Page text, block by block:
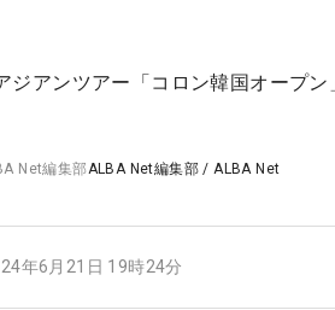
ジアンツアー「コロン韓国オープン
Net編集部ALBA Net編集部 /ALBA Net
年6月21日 19時24分